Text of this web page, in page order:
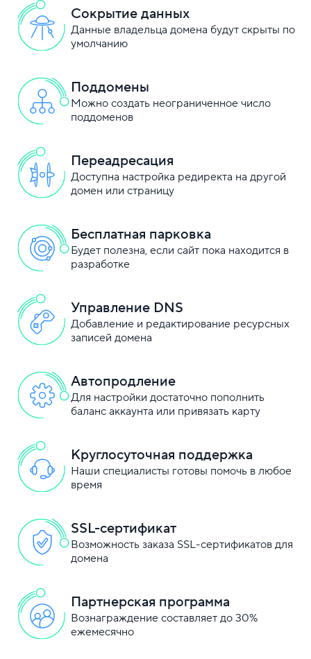
Сокрытие данных
Данные владельца домена будут скрыты по
умолчанию
Поддомены
Можно создать неограниченное число
поддоменов
Переадресация
Доступна настройка редиректа на другой
домен или страницу
Бесплатная парковка
Будет полезна, если сайт пока находится в
разработке
Управление DNS
Добавление и редактирование ресурсных
записей домена
Автопродление
Для настройки достаточно пополнить
баланс аккаунта или привязать карту
Круглосуточная поддержка
Наши специалисты готовы помочь в любое
время
SSL-сертификат
Возможность заказа SSL-сертификатов для
домена
Партнерская программа
Вознаграждение составляет до 30%
ежемесячно